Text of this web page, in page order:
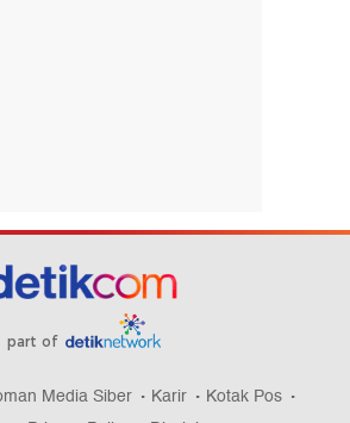
part of
Media Siber Karir
Kotak Pos